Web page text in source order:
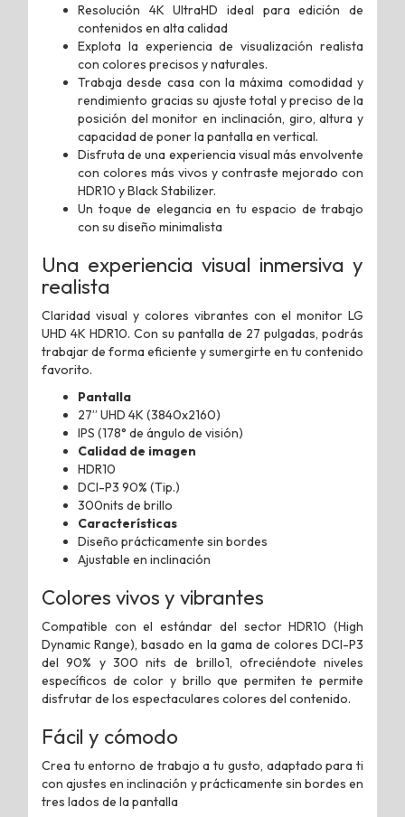
Resolución 4K UltraHD ideal para edición de
contenidos en alta calidad
Explota la experiencia de visualización realista
con colores precisos y naturales.
Trabaja desde casa con la máxima comodidad y
rendimiento gracias su ajuste total y preciso de la
posición del monitor en inclinación, giro, altura y
capacidad de poner la pantalla en vertical.
Disfruta de una experiencia visual más envolvente
con colores más vivos y contraste mejorado con
HDR10 y Black Stabilizer.
Un toque de elegancia en tu espacio de trabajo
con su diseño minimalista
Una experiencia visual inmersiva y
realista
Claridad visual y colores vibrantes con el monitor LG
UHD 4K HDR10. Con su pantalla de 27 pulgadas, podrás
trabajar de forma eficiente y sumergirte en tu contenido
favorito.
Pantalla
27” UHD 4K (3840x2160)
IPS (178° de ángulo de visión)
Calidad de imagen
HDR10
DCI-P3 90% (Tip.)
300nits de brillo
Características
Diseño prácticamente sin bordes
Ajustable en inclinación
Colores vivos y vibrantes
Compatible con el estándar del sector HDR10 (High
Dynamic Range), basado en la gama de colores DCI-P3
del 90% y 300 nits de brillo1, ofreciéndote niveles
específicos de color y brillo que permiten te permite
disfrutar de los espectaculares colores del contenido.
Fácil y cómodo
Crea tu entorno de trabajo a tu gusto, adaptado para ti
con ajustes en inclinación y prácticamente sin bordes en
tres lados de la pantalla